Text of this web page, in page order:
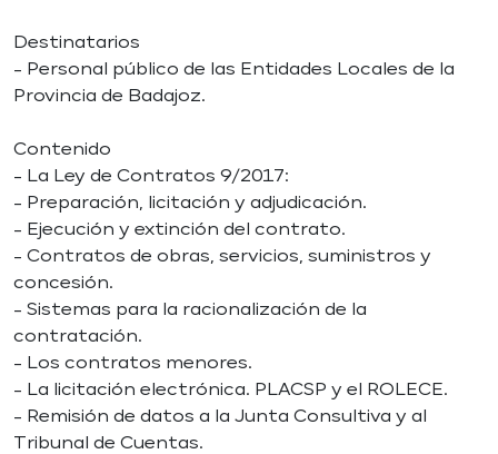
Destinatarios
- Personal público de las Entidades Locales de la
Provincia de Badajoz.
Contenido
- La Ley de Contratos 9/2017:
- Preparación, licitación y adjudicación.
- Ejecución y extinción del contrato.
- Contratos de obras, servicios, suministros y
concesión.
- Sistemas para la racionalización de la
contratación.
- Los contratos menores.
- La licitación electrónica. PLACSP y el ROLECE.
- Remisión de datos a la Junta Consultiva y al
Tribunal de Cuentas.